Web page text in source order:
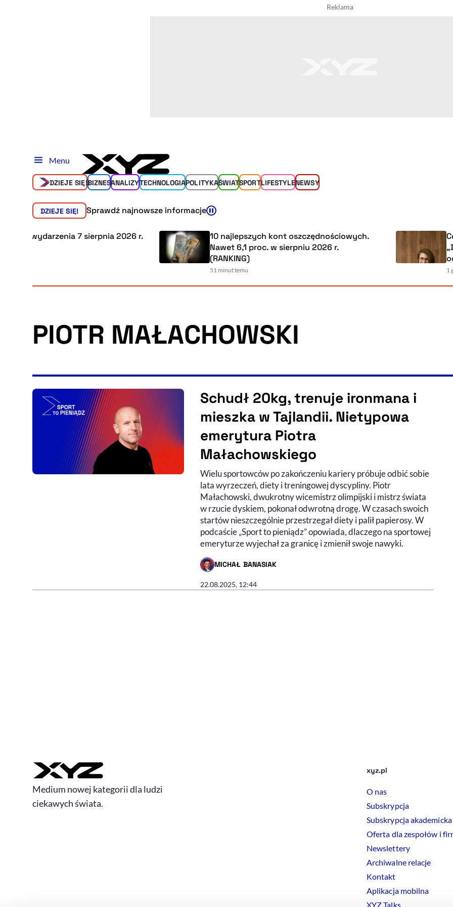
Menu
DZIEJE SIĘ!BIZNESANALIZYTECHNOLOGIAPOLITYKAŚWIATSPORTLIFESTYLENEWSY
DZIEJE SIĘ! Sprawdź najnowsze informacje
wydarzenia 7 sierpnia 2026 r.
10 najlepszych kont oszczędnościowych.
Nawet 6,1 proc. w sierpniu 2026 r.
(RANKING)
51 minut temu
od
1
PIOTR MAŁACHOWSKI
CZAS TRWANIA
45:11
Schudł 20kg, trenuje ironmana i
mieszka w Tajlandii. Nietypowa
emerytura Piotra
Małachowskiego
Audycja do słuchania (podcast)
Nagranie wideo
Wielu sportowców po zakończeniu kariery próbuje odbić sobie
lata wyrzeczeń, diety i treningowej dyscypliny. Piotr
Małachowski, dwukrotny wicemistrz olimpijski i mistrz świata
w rzucie dyskiem, pokonał odwrotną drogę. W czasach swoich
startów nieszczególnie przestrzegał diety i palił papierosy. W
podcaście „Sport to pieniądz” opowiada, dlaczego na sportowej
emeryturze wyjechał za granicę i zmienił swoje nawyki.
MICHAŁ BANASIAK
- AUTOR ARTYKUŁU - PROFIL
22.08.2025, 12:44
Medium nowej kategorii dla ludzi
ciekawych świata.
xyz.pl
O nas
Subskrypcja
Subskrypcja akademicka
Oferta dla zespołów i
Newslettery
Archiwalne relacje
Kontakt
Aplikacja mobilna
XYZ Talks